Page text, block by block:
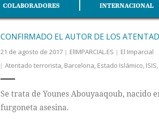
COLABORADORES INTERNACIONAL
CONFIRMADO EL AUTOR DE LOS
21 de agosto de 2017 ElIMPARCIAL.ES
El Imparcial
Atentado terrorista, Barcelona, Estado Islámico, ISIS,
Se trata de Younes Abouyaaqoub, nacido
furgoneta asesina.